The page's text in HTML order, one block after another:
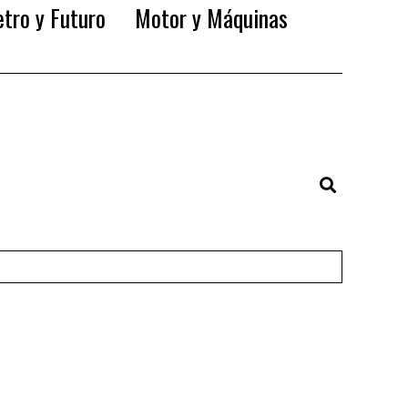
y Futuro Motor y Máquinas